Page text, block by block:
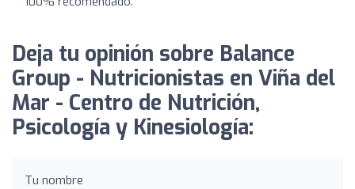
Deja tu opinión sobre Balance
Group - Nutricionistas en Viña del
Mar - Centro de Nutrición,
Psicología y Kinesiología:
Tu nombre